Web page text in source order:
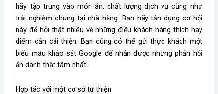
hãy tập trung vào món ăn, chất lượng dịch vụ cũng như
trải nghiệm chung tại nhà hàng. Bạn hãy tận dụng cơ hội
này để hỏi thật nhiều về những điều khách hàng thích hay
điểm cần cải thiện. Bạn cũng có thể gửi thực khách một
biểu mẫu khảo sát Google để nhận được những phản hồi
ẩn danh thật tâm nhất.
Hợp tác với một cơ sở từ thiện